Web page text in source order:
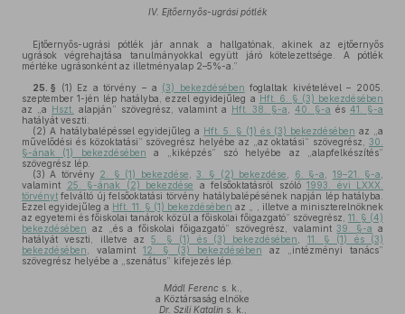
IV. Ejtőernyős-ugrási pótlék
Ejtőernyős-ugrási pótlék jár annak a hallgatónak, akinek az ejtőernyős
ugrások végrehajtása tanulmányokkal együtt járó kötelezettsége. A pótlék
mértéke ugrásonként az illetményalap 2–5%-a.”
25. § (1) Ez a törvény – a (3) bekezdésében foglaltak kivételével – 2005.
szeptember 1-jén lép hatályba, ezzel egyidejűleg a Hft. 6. § (3) bekezdésében
az „a Hszt. alapján” szövegrész, valamint a Hft. 38. §-a 40. §-a és 41. §-a
hatályát veszti.
(2) A hatálybalépéssel egyidejűleg a Hft. 5. § (1) és (3) bekezdésében az „a
művelődési és közoktatási” szövegrész helyébe az „az oktatási” szövegrész, 30.
§-ának (1) bekezdésében a „kiképzés” szó helyébe az „alapfelkészítés”
szövegrész lép.
(3) A törvény 2. § (1) bekezdése ,3. § (2) bekezdése 6. §-a 19–21. §-a
valamint
25. §-ának (2) bekezdése a felsőoktatásról szóló 1993. évi LXXX.
törvényt felváltó új felsőoktatási törvény hatálybalépésének napján lép hatályba.
Ezzel egyidejűleg a Hft. 11. § (1) bekezdésében az „ , illetve a miniszterelnöknek
az egyetemi és főiskolai tanárok közül a főiskolai főigazgató” szövegrész, 11. § (4)
bekezdésében az „és a főiskolai főigazgató” szövegrész, valamint39. §-a a
hatályát veszti, illetve az5. § (1) és (3) bekezdésében
11. § (1) és (3)
bekezdésében , valamint12. § (3) bekezdésében az „intézményi tanács”
szövegrész helyébe a „szenátus” kifejezés lép.
Mádl Ferenc s. k.,
a Köztársaság elnöke
Dr. Szili Katalins. k.,